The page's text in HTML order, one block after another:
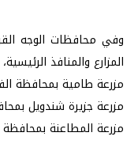
وفي محافظات الوجه
المزارع والمنافذ
مزرعة طامية بمحافظة
مزرعة جزيرة شندويل
مزرعة المطاعنة بمحافظة